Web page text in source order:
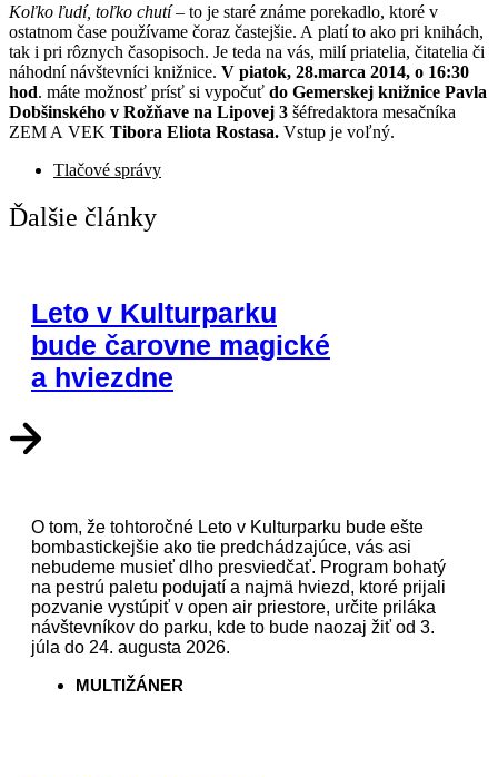
Koľko ľudí, toľko chutí– to je staré známe porekadlo, ktoré v
ostatnom čase používame čoraz častejšie. A platí to ako pri knihách,
tak i pri rôznych časopisoch. Je teda na vás, milí priatelia, čitatelia či
náhodní návštevníci knižnice. V piatok, 28.marca 2014, o 16:30
hod. máte možnosť prísť si vypočuť do Gemerskej knižnice Pavla
Dobšinského v Rožňave na Lipovej 3 šéfredaktora mesačníka
ZEM A VEK Tibora Eliota Rostasa. Vstup je voľný.
Tlačové správy
Ďalšie články
Leto v Kulturparku
bude čarovne magické
a hviezdne
O tom, že tohtoročné Leto v Kulturparku bude ešte
bombastickejšie ako tie predchádzajúce, vás asi
nebudeme musieť dlho presviedčať. Program bohatý
na pestrú paletu podujatí a najmä hviezd, ktoré prijali
pozvanie vystúpiť v open air priestore, určite priláka
návštevníkov do parku, kde to bude naozaj žiť od 3.
júla do 24. augusta 2026.
MULTIŽÁNER